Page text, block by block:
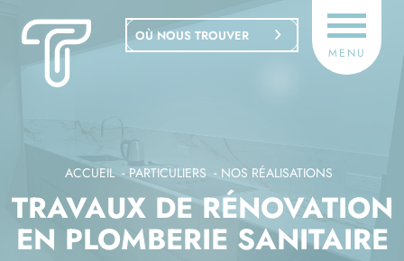
OÙ NOUS TROUVER
MENU
ACCUEIL PARTICULIERS NOS RÉALISATIONS
TRAVAUX DE RÉNOVATION
EN PLOMBERIE SANITAIRE